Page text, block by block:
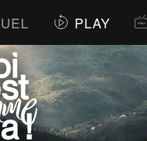
PLAY